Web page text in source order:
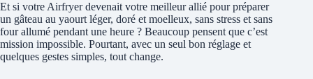
Et si votre Airfryer devenait votre meilleur allié pour préparer
un gâteau au yaourt léger, doré et moelleux, sans stress et sans
four allumé pendant une heure ? Beaucoup pensent que c’est
mission impossible. Pourtant, avec un seul bon réglage et
quelques gestes simples, tout change.